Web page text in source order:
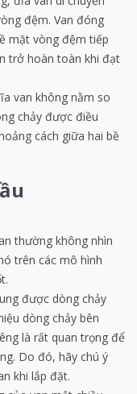
đệm. Van đóng
mặt vòng đệm tiếp
trở hoàn toàn khi đạt
van không nằm so
chảy được điều
cách giữa hai bề
thường không nhìn
trên các mô hình
được dòng chảy
dòng chảy bên
là rất quan trọng để
Do đó, hãy chú ý
khi lắp đặt.